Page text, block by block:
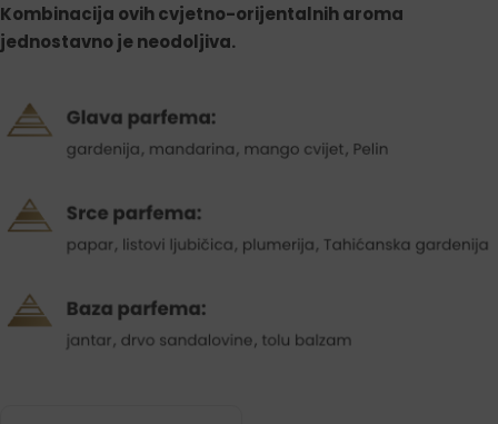
Kombinacija ovih cvjetno-orijentalnih aroma
jednostavno je neodoljiva.